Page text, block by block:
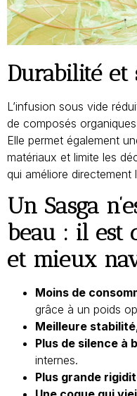
Durabilité et
L’infusion sous vide
de composés
Elle permet également
matériaux et limite les
qui améliore directement
Un Sasga
beau : il est
et mieux
Moins de
grâce à un poids
Meilleure
Plus de silence à
internes.
Plus grande